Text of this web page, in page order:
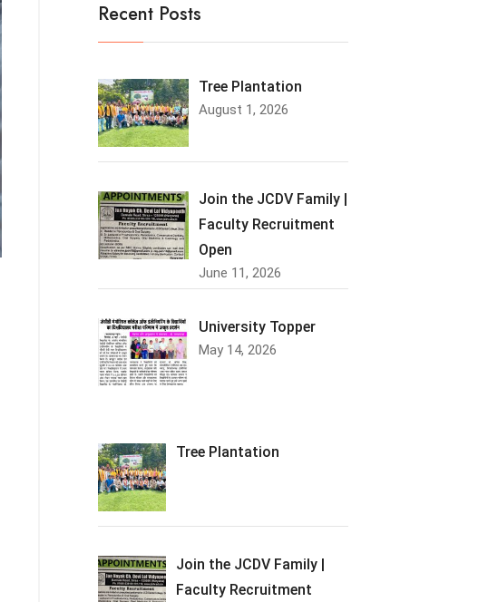
Recent Posts
Tree Plantation
August 1, 2026
Join the JCDV Family |
Faculty Recruitment
Open
June 11, 2026
University Topper
May 14, 2026
Tree Plantation
Join the JCDV Family |
Faculty Recruitment